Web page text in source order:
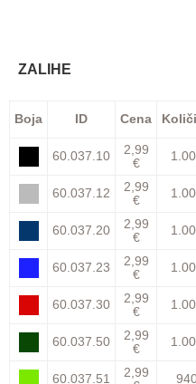
ZALIHE
Boja ID Cena
60.037.10
2,99
€
60.037.12
2,99
€
60.037.20
2,99
€
60.037.23
2,99
€
60.037.30
2,99
€
60.037.50
2,99
€
60.037.51
2,99